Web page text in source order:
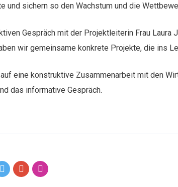
und sichern so den Wachstum und die
Gespräch mit der Projektleiterin Frau
wir gemeinsame konkrete Projekte, die ins
eine konstruktive Zusammenarbeit mit den
das informative Gespräch.